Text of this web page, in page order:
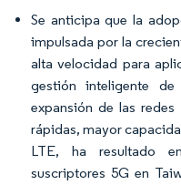
Se anticipa que la
impulsada por la
alta velocidad para
gestión inteligente
expansión de las
rápidas, mayor
LTE, ha resultado
suscriptores 5G en